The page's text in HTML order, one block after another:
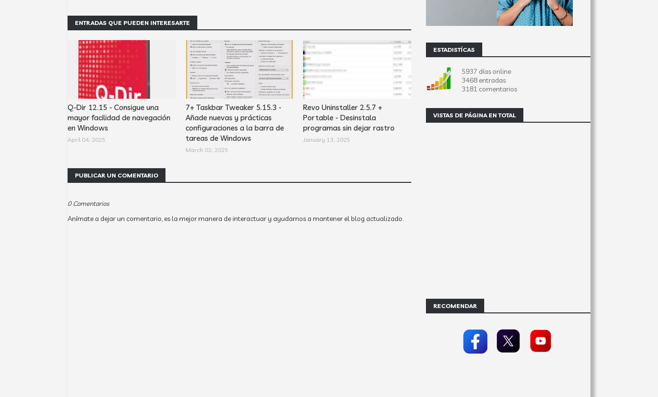
ENTRADAS QUE PUEDEN INTERESARTE
Q-Dir 12.15 - Consigue una
mayor facilidad de navegación
en Windows
April 04, 2025
7+ Taskbar Tweaker 5.15.3 -
Añade nuevas y prácticas
configuraciones a la barra de
tareas de Windows
March 02, 2025
Revo Uninstaller 2.5.7 +
Portable - Desinstala
programas sin dejar rastro
January 13, 2025
PUBLICAR UN COMENTARIO
0 Comentarios
Anímate a dejar un comentario, es la mejor manera de interactuar y ayudarnos a mantener el blog actualizado.
ESTADISTÍCAS
5937 días online
3468 entradas
3181 comentarios
VISTAS DE PÁGINA EN TOTAL
RECOMENDAR